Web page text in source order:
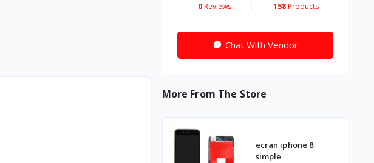
0Reviews 158Products
Chat With Vendor
More From The Store
ecran iphone 8
simple